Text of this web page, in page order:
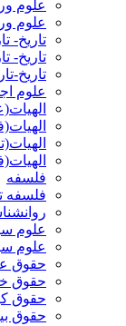
علوم
علوم
تاریخ-
تاریخ-
تاریخ-
علوم
فلسفه
فلسفه
علوم
علوم
حقوق
حقوق
حقوق
حقوق